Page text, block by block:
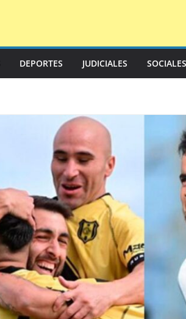
DEPORTES JUDICIALES SOCIALES